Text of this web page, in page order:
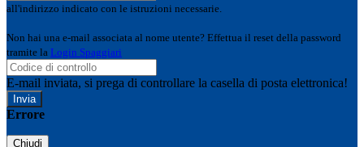
all'indirizzo indicato con le istruzioni necessarie.
Non hai una e-mail associata al nome utente? Effettua il reset della password
tramite la Login Spaggiari
E-mail inviata, si prega di controllare la casella di posta elettronica!
Errore
Chiudi